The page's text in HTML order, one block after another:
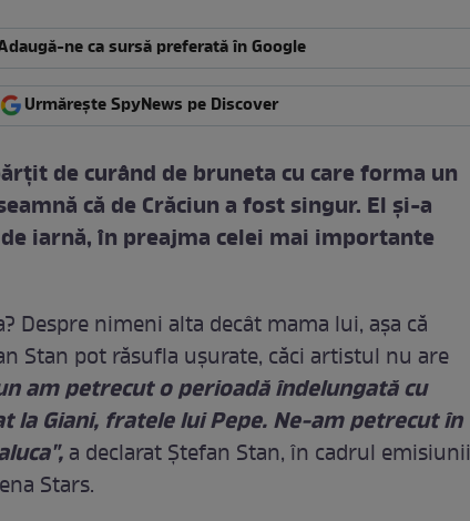
ne ca sursă preferată în Google
Urmărește SpyNews pe Discover
de curând de bruneta cu care forma un
că de Crăciun a fost singur. El şi-a
iarnă, în preajma celei mai importante
Despre nimeni alta decât mama lui, aşa că
Stan pot răsufla uşurate, căci artistul nu are
am petrecut o perioadă îndelungată cu
la Giani, fratele lui Pepe. Ne-am petrecut în
a declarat Ştefan Stan, în cadrul emisiunii
Stars.